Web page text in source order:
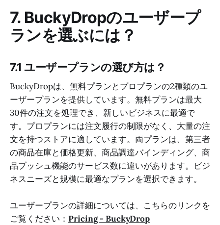
7. BuckyDropのユーザープ
ランを選ぶには？
7.1 ユーザープランの選び方は？
BuckyDropは、無料プランとプロプランの2種類のユ
ーザープランを提供しています。無料プランは最大
30件の注文を処理でき、新しいビジネスに最適で
す。プロプランには注文履行の制限がなく、大量の注
文を持つストアに適しています。両プランは、第三者
の商品在庫と価格更新、商品調達バインディング、商
品プッシュ機能のサービス数に違いがあります。ビジ
ネスニーズと規模に最適なプランを選択できます。
ユーザープランの詳細については、こちらのリンクを
ご覧ください： Pricing - BuckyDrop